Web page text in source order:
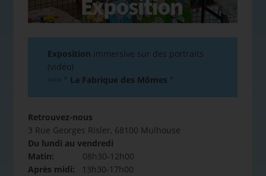
Exposition immersive sur des portraits
(vidéo)
==> " La Fabrique des Mômes "
Retrouvez-nous
3 Rue Georges Risler, 68100 Mulhouse
Du lundi au vendredi
Matin: 08h30-12h00
Après midi: 13h30-17h00